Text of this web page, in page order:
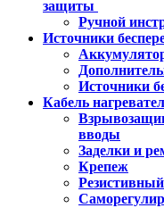
защиты
Ручной
Источники
Источники
Кабель
вводы
Заделки и
Крепеж